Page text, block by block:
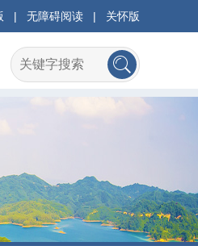
| 无障碍阅读 | 关怀版